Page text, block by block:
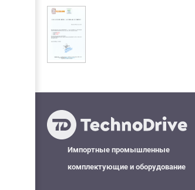
Импортные промышленные
комплектующие и оборудование